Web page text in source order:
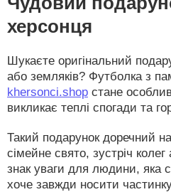
херсонця
Шукаєте оригінальний
або земляків? Футболка з
khersonci.shop стане
викликає теплі спогади та
Такий подарунок доречний
сімейне свято, зустріч
знак уваги для людини, яка
хоче завжди носити